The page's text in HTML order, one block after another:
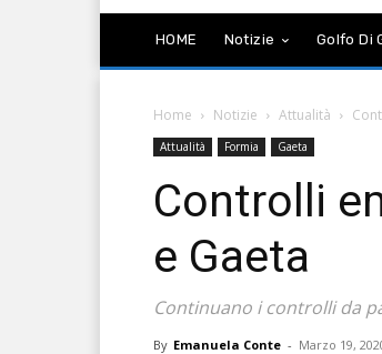
HOME Notizie Golfo Di
Home Notizie Attualità
Attualità Formia Gaeta
Controlli
e Gaeta
Continuano i controlli da
By Emanuela Conte - Marzo 19,